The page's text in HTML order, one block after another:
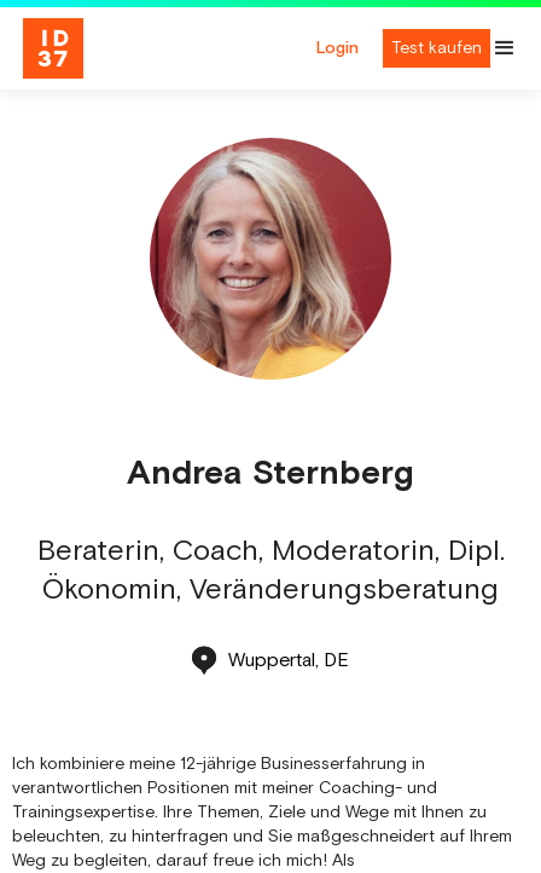
Login Test kaufen
Andrea Sternberg
Beraterin, Coach, Moderatorin, Dipl.
Ökonomin, Veränderungsberatung
Wuppertal, DE
Ich kombiniere meine 12-jährige Businesserfahrung in
verantwortlichen Positionen mit meiner Coaching- und
Trainingsexpertise. Ihre Themen, Ziele und Wege mit Ihnen zu
beleuchten, zu hinterfragen und Sie maßgeschneidert auf Ihrem
Weg zu begleiten, darauf freue ich mich! Als